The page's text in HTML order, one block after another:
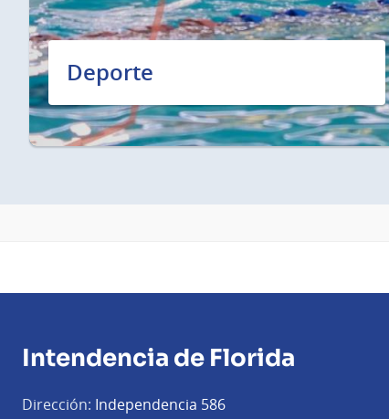
Deporte
Intendencia de Florida
Dirección: Independencia 586